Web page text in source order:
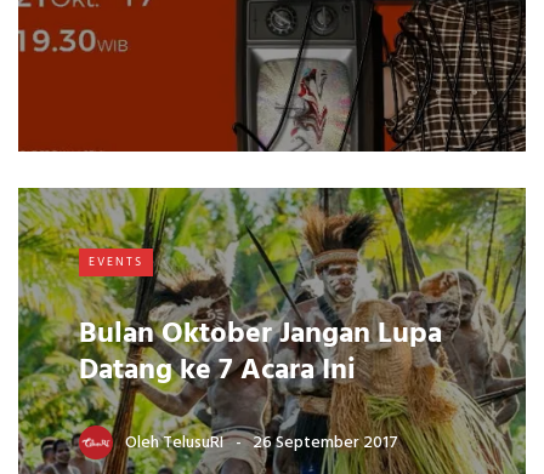
EVENTS
Bulan Oktober Jangan Lupa
Datang ke 7 Acara Ini
OlehTelusuRI 26 September 2017